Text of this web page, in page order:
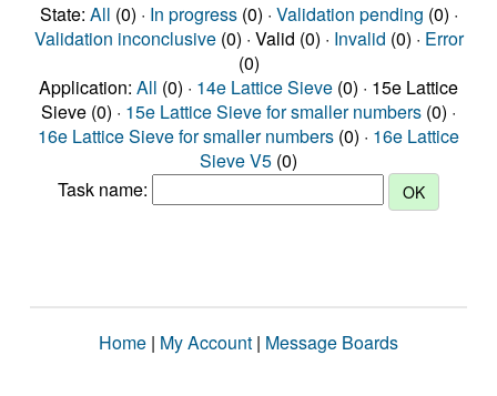
State: All (0) · In progress(0) · Validation pending (0) ·
Validation inconclusive(0) · Valid (0) · Invalid (0) · Error
(0)
Application: All (0) · 14e Lattice Sieve (0) · 15e Lattice
Sieve (0) · 15e Lattice Sieve for smaller numbers (0) ·
16e Lattice Sieve for smaller numbers (0) · 16e Lattice
Sieve V5 (0)
Task name:
Home | My Account | Message Boards